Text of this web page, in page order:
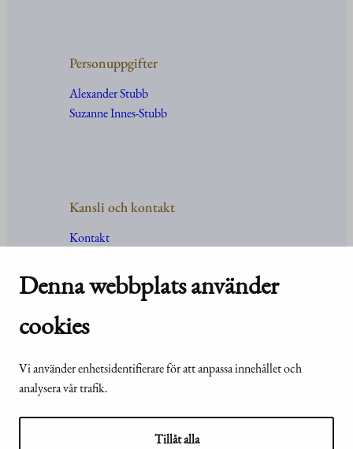
Denna webbplats använder
cookies
Vi använder enhetsidentifierare för att anpassa innehållet och
analysera vår trafik.
Tillåt alla
Personuppgifter
Alexander Stubb
Suzanne Innes-Stubb
Kansli och kontakt
Kontakt
För media
Vanliga frågor och svar
© Republikens
presidents kansli
2024